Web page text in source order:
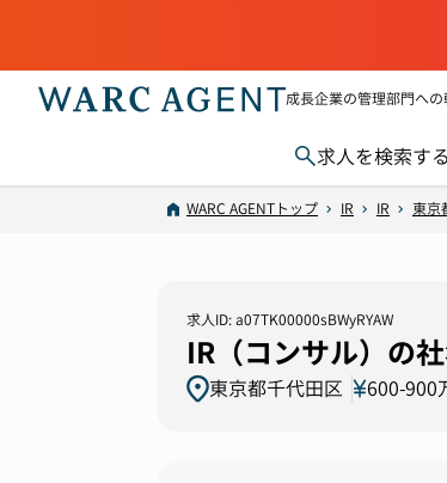
成長企業の管理部門への
求人を検索する
WARC AGENTトップ IR IR 東京
求人ID: a07TK00000sBWyRYAW
IR（コンサル）の
東京都千代田区 600-900